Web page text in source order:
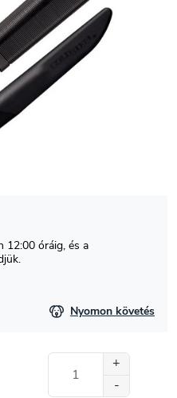
12:00 óráig, és a
Nyomon követés